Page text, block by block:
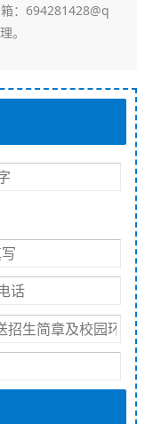
：694281428@q
。